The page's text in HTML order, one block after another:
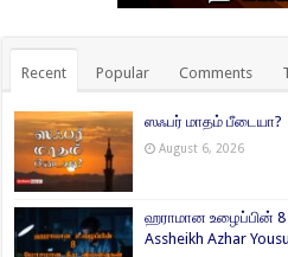
Recent Popular Comments
ஸஃபர் மாதம் பீடையா?
August 6, 2026
ஹராமான உழைப்பின்
Assheikh Azhar